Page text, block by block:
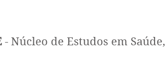
- Núcleo de Estudos em